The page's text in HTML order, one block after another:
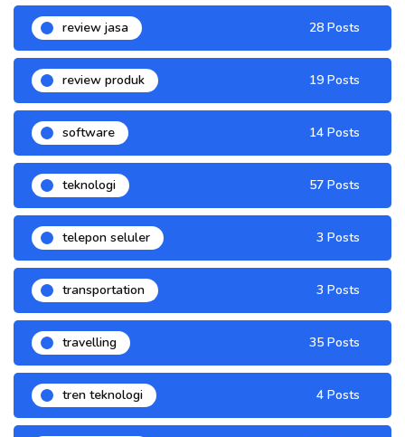
review jasa 28 Posts
review produk 19 Posts
software 14 Posts
teknologi 57 Posts
telepon seluler 3 Posts
transportation 3 Posts
travelling 35 Posts
tren teknologi 4 Posts